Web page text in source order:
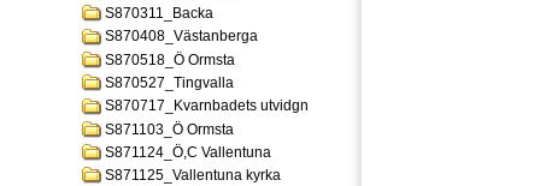
S870311_Backa
S870408_Västanberga
S870518_Ö Ormsta
S870527_Tingvalla
S870717_Kvarnbadets utvidgn
S871103_Ö Ormsta
S871124_Ö,C Vallentuna
S871125_Vallentuna kyrka